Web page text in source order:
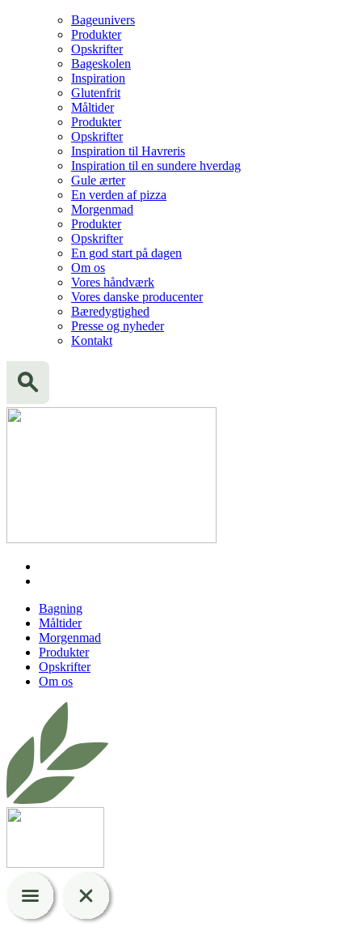
Bageunivers
Produkter
Opskrifter
Bageskolen
Inspiration
Glutenfrit
Måltider
Produkter
Opskrifter
Inspiration til Havreris
Inspiration til en sundere hverdag
Gule ærter
En verden af pizza
Morgenmad
Produkter
Opskrifter
En god start på dagen
Om os
Vores håndværk
Vores danske producenter
Bæredygtighed
Presse og nyheder
Kontakt
Bagning
Måltider
Morgenmad
Produkter
Opskrifter
Om os